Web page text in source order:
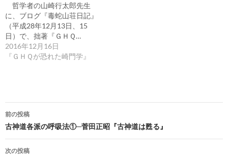
哲学者の山崎行太郎先生
に、ブログ『毒蛇山荘日記』
（平成28年12月13日、15
日）で、拙著『ＧＨＱ…
2016年12月16日
『ＧＨＱが恐れた崎門学』
投
稿
ナ
前の投稿
古神道各派の呼吸法①─菅田正昭『古神道は甦る』
次の投稿